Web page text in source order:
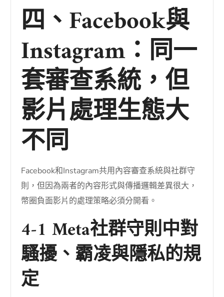
四、Facebook與
Instagram：同一
套審查系統，但
影片處理生態大
不同
Facebook和Instagram共用內容審查系統與社群守
則，但因為兩者的內容形式與傳播邏輯差異很大，
幣圈負面影片的處理策略必須分開看。
4-1 Meta社群守則中對
騷擾、霸凌與隱私的規
定